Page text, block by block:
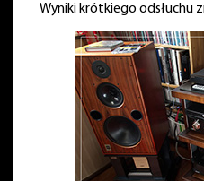
Wyniki krótkiego odsłuchu